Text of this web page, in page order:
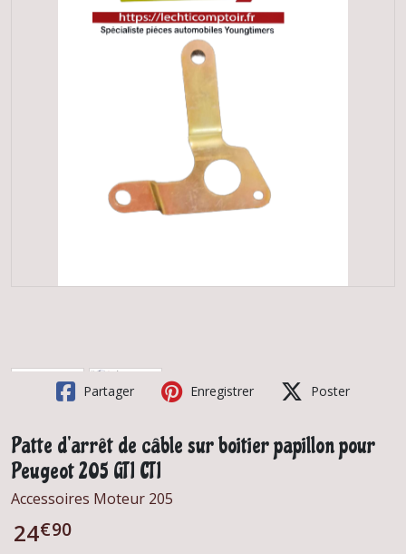
Partager Enregistrer Poster
Patte d'arrêt de câble sur boitier papillon pour
Peugeot 205 GTI CTI
Accessoires Moteur 205
24€90